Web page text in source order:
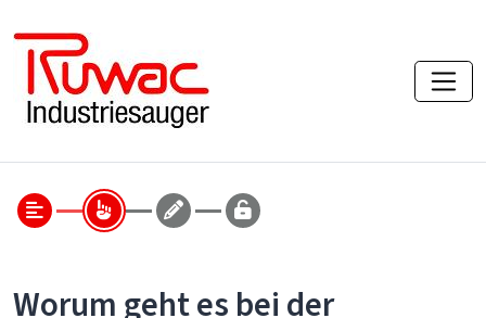
Worum geht es bei der